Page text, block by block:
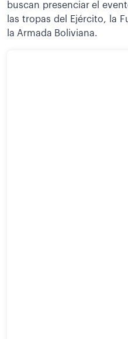
buscan presenciar el
las tropas del Ejército, la
la Armada Boliviana.